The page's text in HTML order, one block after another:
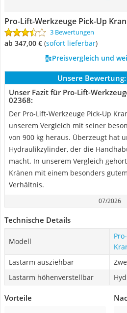
Pro-Lift-Werkzeuge Pick-Up Kran
3 Bewertungen
ab 347,00 € ( Sofort lieferbar)
Preisvergleich und
Unsere Bewertung:
Unser Fazit für Pro-Lift-
02368:
Der Pro-Lift-Werkzeuge Pick-Up
unserem Vergleich mit seiner
von 900 kg heraus. Überzeugt hat
Hydraulikzylinder, der die
macht. In unserem Vergleich
Kränen mit einem besonders
Verhältnis.
07/2026
Technische Details
Modell
Lastarm ausziehbar
Lastarm höhenverstellbar
Vorteile